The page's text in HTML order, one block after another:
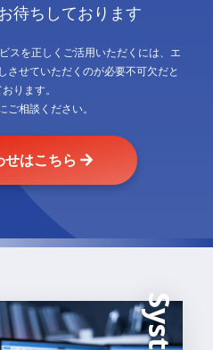
待ちしております
を正しくご活用いただくには、 エ
させていただくのが必要不可欠だと
ります。
ご相談ください。
せはこちら